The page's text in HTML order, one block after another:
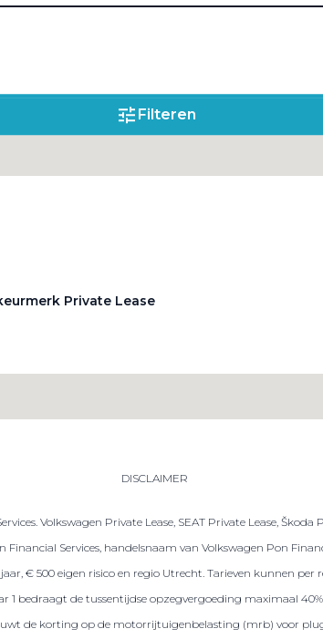
Filteren
Private Lease
DISCLAIMER
Volkswagen Private Lease, SEAT Private Lease,
Services, handelsnaam van Volkswagen Pon
€ 500 eigen risico en regio Utrecht. Tarieven kunnen
bedraagt de tussentijdse opzegvergoeding maximaal
de korting op de motorrijtuigenbelasting (mrb) voor